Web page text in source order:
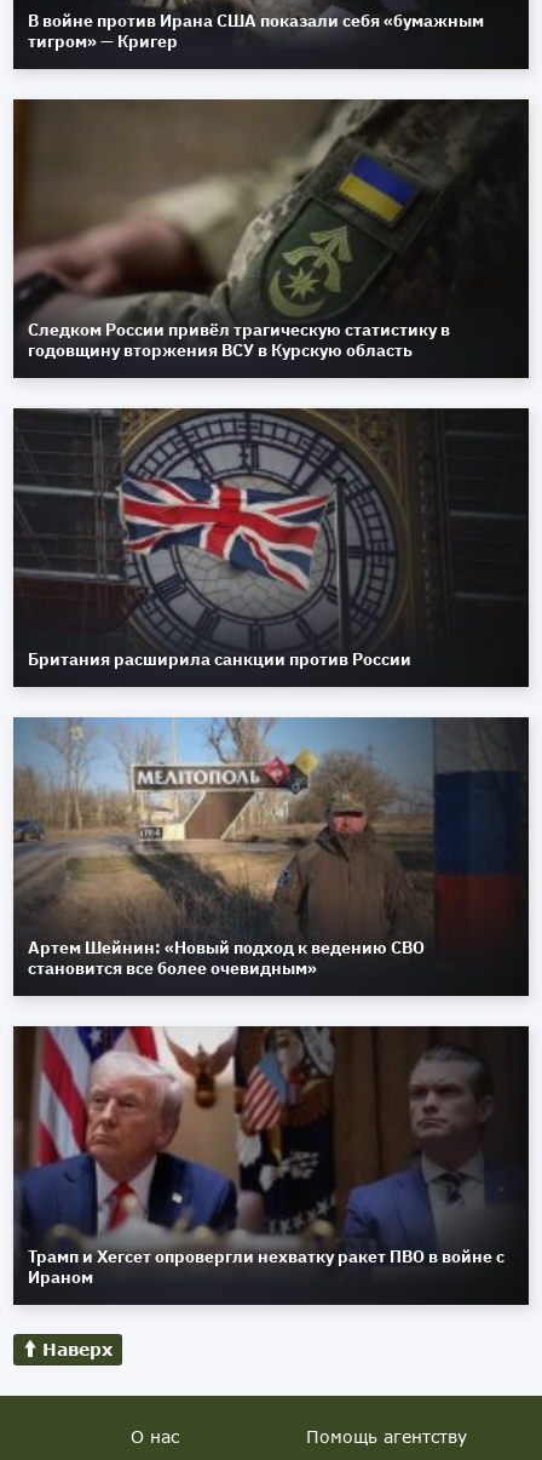
В войне против Ирана США показали себя «бумажным
тигром» — Кригер
Следком России привёл трагическую статистику в
годовщину вторжения ВСУ в Курскую область
Британия расширила санкции против России
Артем Шейнин: «Новый подход к ведению СВО
становится все более очевидным»
Трамп и Хегсет опровергли нехватку ракет ПВО в войне с
Ираном
Наверх
О нас Помощь агентству